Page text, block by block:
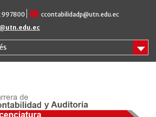
997800
ccontabilidadp@utn.edu.ec